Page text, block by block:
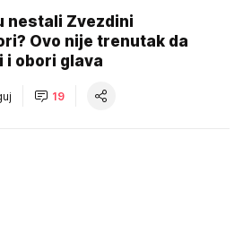
nestali Zvezdini
Ovo nije trenutak da
i obori glava
19